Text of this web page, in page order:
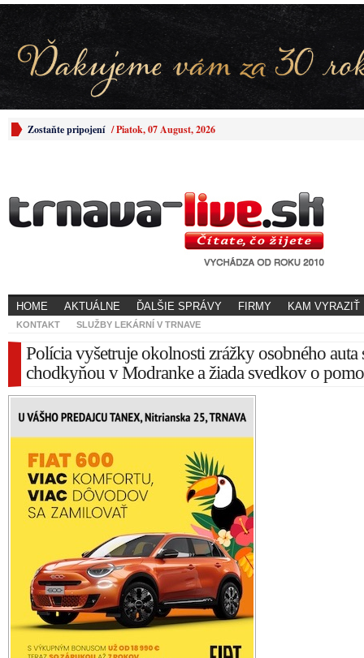
Zostaňte pripojení /Piatok, 07 August, 2026
HOME AKTUÁLNE ĎALŠIE SPRÁVY FIRMY KAM VYRAZIŤ
KONTAKT SLUŽBY LEKÁRNÍ V TRNAVE
Polícia vyšetruje okolnosti zrážky osobného auta
chodkyňou v Modranke a žiada svedkov o